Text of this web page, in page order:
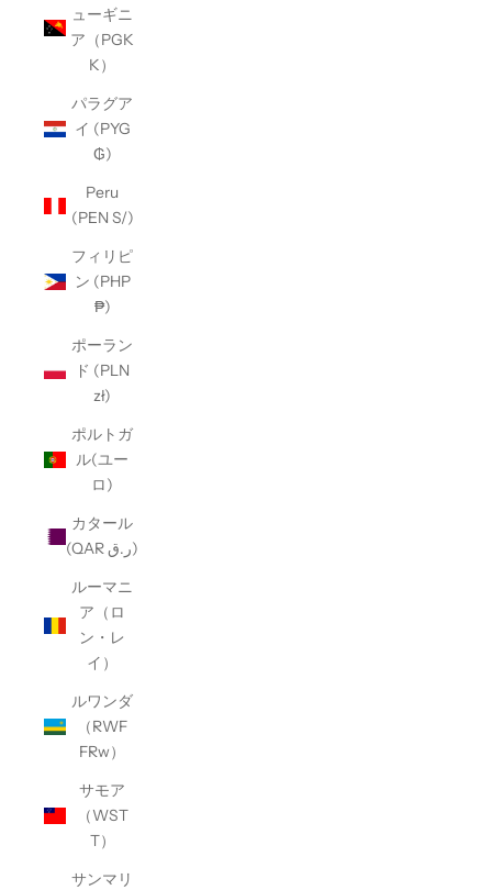
ューギニ
ア（PGK
K）
パラグア
イ (PYG
₲)
Peru
(PEN S/)
フィリピ
ン (PHP
₱)
ポーラン
ド (PLN
zł)
ポルトガ
ル(ユー
ロ)
カタール
(QAR ر.ق)
ルーマニ
ア（ロ
ン・レ
イ）
ルワンダ
（RWF
FRw）
サモア
（WST
T）
サンマリ